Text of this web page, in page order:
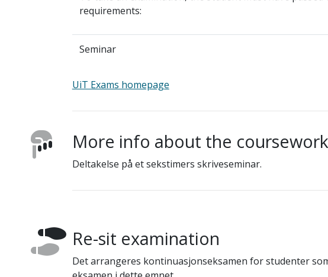
requirements:
Seminar
UiT Exams homepage
More info about the
Deltakelse på et sekstimers skriveseminar.
Re-sit examination
Det arrangeres kontinuasjonseksamen for studenter